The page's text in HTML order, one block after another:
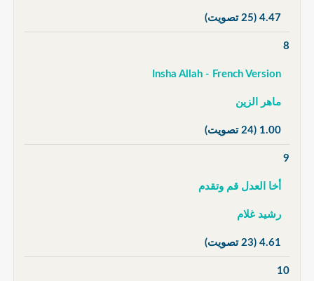
4.47 (25 تصويت)
8
Insha Allah - French Version
ماهر الزين
1.00 (24 تصويت)
9
أخا العدل قم وتقدم
رشيد غلام
4.61 (23 تصويت)
10